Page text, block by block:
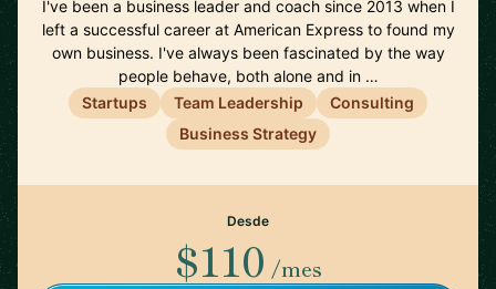
I've been a business leader and coach since 2013 when I
left a successful career at American Express to found my
own business. I've always been fascinated by the way
people behave, both alone and in …
Startups
Team Leadership
Consulting
Business Strategy
Desde
$110 /mes